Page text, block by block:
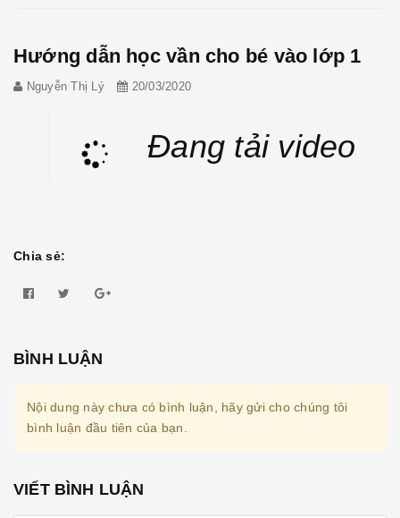
Hướng dẫn học vần cho bé vào lớp 1
Nguyễn Thị Lý 20/03/2020
Đang tải video
Chia sẻ:
BÌNH LUẬN
Nội dung này chưa có bình luận, hãy gửi cho chúng tôi
bình luận đầu tiên của bạn.
VIẾT BÌNH LUẬN